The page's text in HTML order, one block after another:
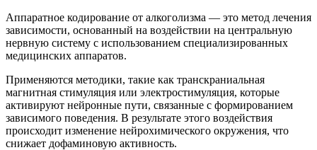
Аппаратное кодирование от алкоголизма — это метод лечения
зависимости, основанный на воздействии на центральную
нервную систему с использованием специализированных
медицинских аппаратов.
Применяются методики, такие как транскраниальная
магнитная стимуляция или электростимуляция, которые
активируют нейронные пути, связанные с формированием
зависимого поведения. В результате этого воздействия
происходит изменение нейрохимического окружения, что
снижает дофаминовую активность.